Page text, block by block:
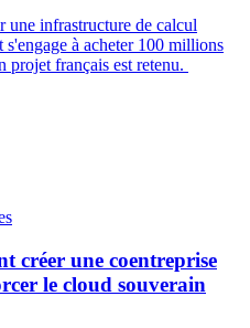
une infrastructure de calcul
à acheter 100 millions
projet français est retenu.
créer une coentreprise
le cloud souverain